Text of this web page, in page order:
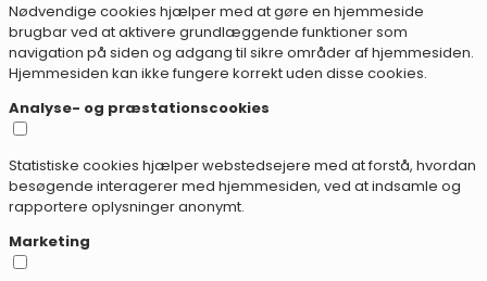
Nødvendige cookies hjælper med at gøre en hjemmeside
brugbar ved at aktivere grundlæggende funktioner som
navigation på siden og adgang til sikre områder af hjemmesiden.
Hjemmesiden kan ikke fungere korrekt uden disse cookies.
Analyse- og præstationscookies
Statistiske cookies hjælper webstedsejere med at forstå, hvordan
besøgende interagerer med hjemmesiden, ved at indsamle og
rapportere oplysninger anonymt.
Marketing